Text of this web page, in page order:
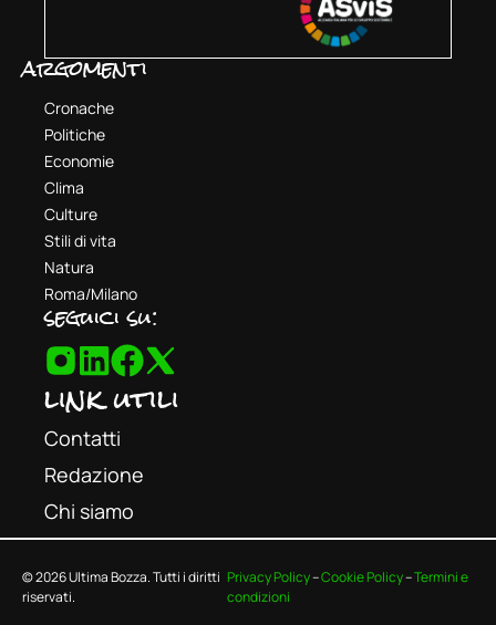
argomenti
Cronache
Politiche
Economie
Clima
Culture
Stili di vita
Natura
Roma/Milano
seguici su:
link utili
Contatti
Redazione
Chi siamo
© 2026 Ultima Bozza. Tutti i diritti
riservati.
Privacy Policy–Cookie Policy–Termini e
condizioni